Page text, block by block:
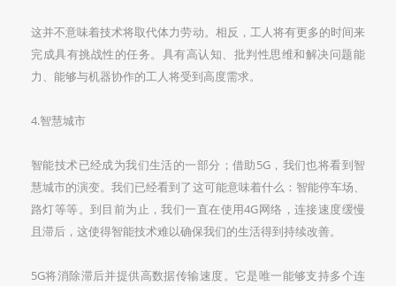
这并不意味着技术将取代体力劳动。相反，工人将有更多的时间来
完成具有挑战性的任务。具有高认知、批判性思维和解决问题能
力、能够与机器协作的工人将受到高度需求。
4.智慧城市
智能技术已经成为我们生活的一部分；借助5G，我们也将看到智
慧城市的演变。我们已经看到了这可能意味着什么：智能停车场、
路灯等等。到目前为止，我们一直在使用4G网络，连接速度缓慢
且滞后，这使得智能技术难以确保我们的生活得到持续改善。
5G将消除滞后并提供高数据传输速度。它是唯一能够支持多个连